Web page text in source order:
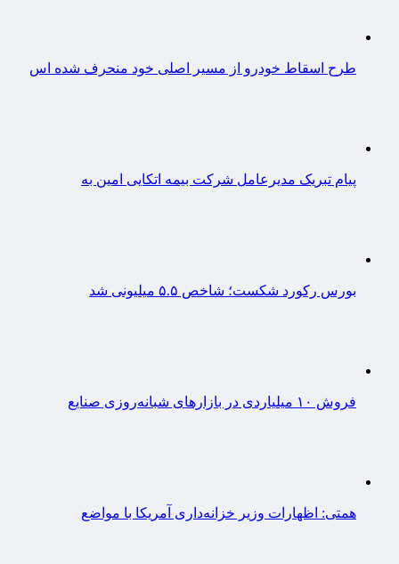
طرح اسقاط خودرو از مسیر اصلی خود منحرف شده اس
پیام تبریک مدیرعامل شرکت بیمه اتکایی امین به
بورس رکورد شکست؛ شاخص ۵.۵ میلیونی شد
فروش ۱۰ میلیاردی در بازارهای شبانه‌روزی صنایع
همتی: اظهارات وزیر خزانه‌داری آمریکا با مواضع